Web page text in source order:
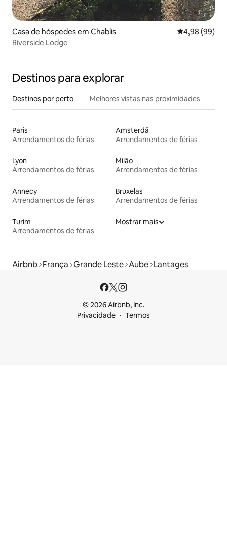
Casa de hóspedes em Chablis Classificação
4,98 (99)
Riverside Lodge
Destinos para explorar
Destinos por perto Melhores vistas nas proximidades
Paris
Arrendamentos de férias
Amsterdã
Arrendamentos de férias
Lyon
Arrendamentos de férias
Milão
Arrendamentos de férias
Annecy
Arrendamentos de férias
Bruxelas
Arrendamentos de férias
Turim
Arrendamentos de férias
Mostrar mais
Airbnb França Grande Leste Aube Lantages
© 2026 Airbnb, Inc.
Privacidade
Termos